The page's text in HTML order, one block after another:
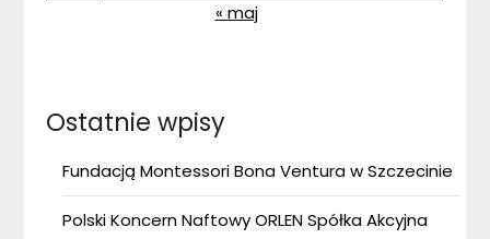
« maj
Ostatnie wpisy
Fundacją Montessori Bona Ventura w Szczecinie
Polski Koncern Naftowy ORLEN Spółka Akcyjna